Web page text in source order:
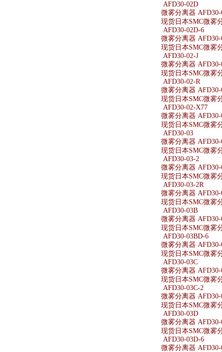
AFD30-02D
微雾分离器 AFD30-
现货日本SMC微雾
AFD30-02D-6
微雾分离器 AFD30-
现货日本SMC微雾
AFD30-02-J
微雾分离器 AFD30-
现货日本SMC微雾
AFD30-02-R
微雾分离器 AFD30-
现货日本SMC微雾
AFD30-02-X77
微雾分离器 AFD30-
现货日本SMC微雾
AFD30-03
微雾分离器 AFD30-
现货日本SMC微雾
AFD30-03-2
微雾分离器 AFD30-
现货日本SMC微雾
AFD30-03-2R
微雾分离器 AFD30-
现货日本SMC微雾
AFD30-03B
微雾分离器 AFD30-
现货日本SMC微雾
AFD30-03BD-6
微雾分离器 AFD30-
现货日本SMC微雾
AFD30-03C
微雾分离器 AFD30-
现货日本SMC微雾
AFD30-03C-2
微雾分离器 AFD30-
现货日本SMC微雾
AFD30-03D
微雾分离器 AFD30-
现货日本SMC微雾
AFD30-03D-6
微雾分离器 AFD30-